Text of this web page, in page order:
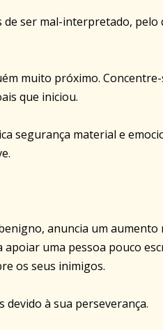
ser mal-interpretado, pelo
muito próximo.
que iniciou.
segurança material e
anuncia um
apoiar uma pessoa pouco
os seus inimigos.
à sua perseverança.